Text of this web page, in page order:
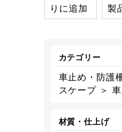
りに追加
製
カテゴリー
車止め・防護
スケープ ＞
材質・仕上げ